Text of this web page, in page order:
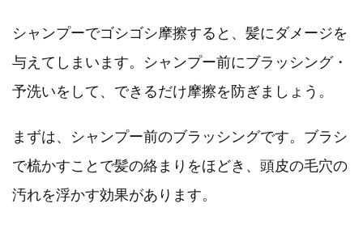
シャンプーでゴシゴシ摩擦すると、髪にダメージを
与えてしまいます。シャンプー前にブラッシング・
予洗いをして、できるだけ摩擦を防ぎましょう。
まずは、シャンプー前のブラッシングです。ブラシ
で梳かすことで髪の絡まりをほどき、頭皮の毛穴の
汚れを浮かす効果があります。